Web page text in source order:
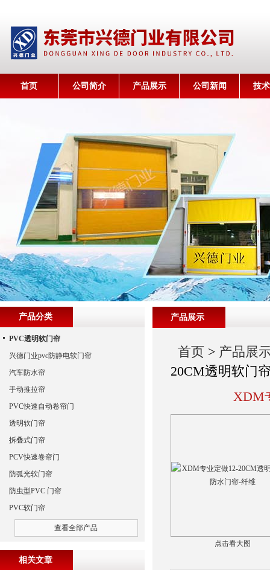
首页 公司简介 产品展示 公司新闻 技
产品展示
首页 > 产品展
20CM透明软门
XDM
点击看大图
产品分类
PVC透明软门帘
兴德门业pvc防静电软门帘
汽车防水帘
手动推拉帘
PVC快速自动卷帘门
透明软门帘
拆叠式门帘
PCV快速卷帘门
防弧光软门帘
防虫型PVC 门帘
PVC软门帘
查看全部产品
相关文章